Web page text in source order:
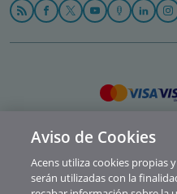
Política
Aviso de Cookies
Acens utiliza cookies propias
serán utilizadas con la